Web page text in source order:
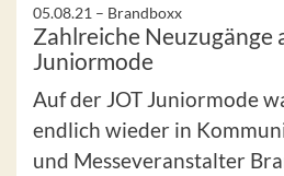
05.08.21 – Brandboxx
Zahlreiche Neuzugänge
Juniormode
Auf der JOT Juniormode
endlich wieder in
und Messeveranstalter